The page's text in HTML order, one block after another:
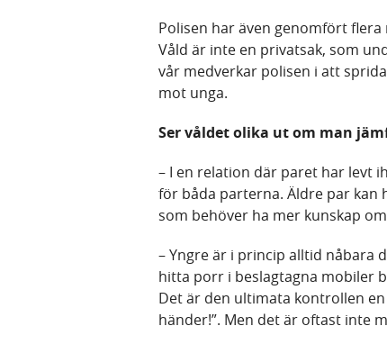
Polisen har även genomfört
Våld är inte en privatsak, som
vår medverkar polisen i att
mot unga.
Ser våldet olika ut om man
– I en relation där paret har levt
för båda parterna. Äldre par kan
som behöver ha mer kunskap
– Yngre är i princip alltid nåbara
hitta porr i beslagtagna mobiler
Det är den ultimata kontrollen
händer!”. Men det är oftast inte